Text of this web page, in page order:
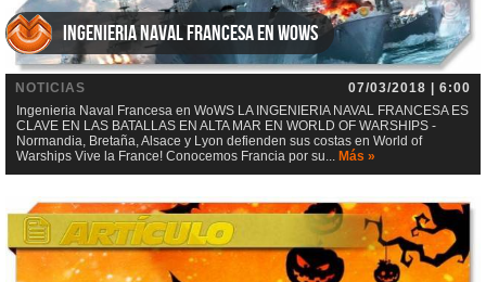
Ingenieria Naval Francesa en WoWS
NOTICIAS
07/03/2018 | 6:00
Ingenieria Naval Francesa en WoWS LA INGENIERIA NAVAL FRANCESA ES
CLAVE EN LAS BATALLAS EN ALTA MAR EN WORLD OF WARSHIPS -
Normandia, Bretaña, Alsace y Lyon defienden sus costas en World of
Warships Vive la France! Conocemos Francia por su... Más »